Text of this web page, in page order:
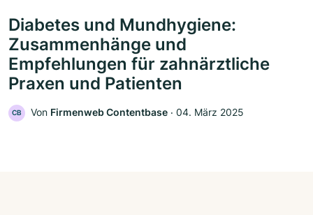
Diabetes und Mundhygiene:
Zusammenhänge und
Empfehlungen für zahnärztliche
Praxen und Patienten
CB Von Firmenweb Contentbase ‧ 04. März 2025